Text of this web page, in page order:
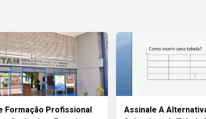
Formação Profissional
Assinale A